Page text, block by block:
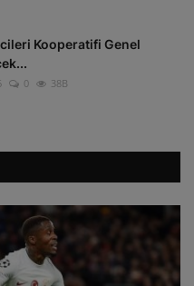
Kooperatifi Genel
0 38B